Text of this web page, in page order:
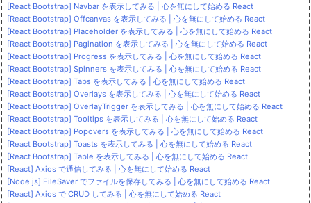
[React Bootstrap] Navbar を表示してみる | 心を無にして始める React
[React Bootstrap] Offcanvas を表示してみる | 心を無にして始める React
[React Bootstrap] Placeholder を表示してみる | 心を無にして始める React
[React Bootstrap] Pagination を表示してみる | 心を無にして始める React
[React Bootstrap] Progress を表示してみる | 心を無にして始める React
[React Bootstrap] Spinners を表示してみる | 心を無にして始める React
[React Bootstrap] Tabs を表示してみる | 心を無にして始める React
[React Bootstrap] Overlays を表示してみる | 心を無にして始める React
[React Bootstrap] OverlayTrigger を表示してみる | 心を無にして始める React
[React Bootstrap] Tooltips を表示してみる | 心を無にして始める React
[React Bootstrap] Popovers を表示してみる | 心を無にして始める React
[React Bootstrap] Toasts を表示してみる | 心を無にして始める React
[React Bootstrap] Table を表示してみる | 心を無にして始める React
[React] Axios で通信してみる | 心を無にして始める React
[Node.js] FileSaver でファイルを保存してみる | 心を無にして始める React
[React] Axios で CRUD してみる | 心を無にして始める React